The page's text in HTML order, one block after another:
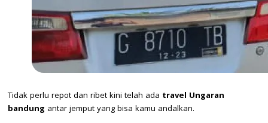
Tidak perlu repot dan ribet kini telah ada travel Ungaran
bandung antar jemput yang bisa kamu andalkan.